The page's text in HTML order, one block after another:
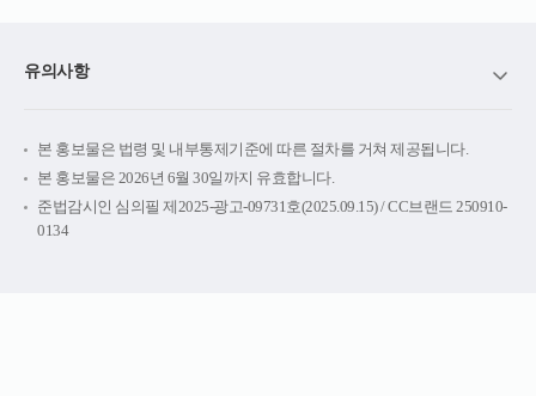
유의사항
본 홍보물은 법령 및 내부통제기준에 따른 절차를 거쳐 제공됩니다.
본 홍보물은 2026년 6월 30일까지 유효합니다.
준법감시인 심의필 제2025-광고-09731호(2025.09.15) / CC브랜드 250910-
0134